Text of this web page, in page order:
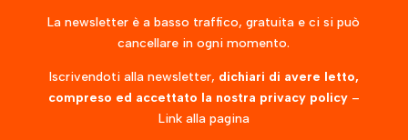
La newsletter è a basso traffico, gratuita e ci si può
cancellare in ogni momento.
Iscrivendoti alla newsletter, dichiari di avere letto,
compreso ed accettato la nostra privacy policy–
Link alla pagina